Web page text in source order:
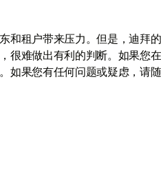
和租户带来压力。但是，迪拜
很难做出有利的判断。如果您
。如果您有任何问题或疑虑，请